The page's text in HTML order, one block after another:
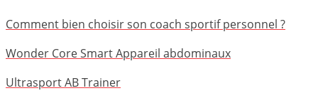
Comment bien choisir son coach sportif personnel ?
Wonder Core Smart Appareil abdominaux
Ultrasport AB Trainer